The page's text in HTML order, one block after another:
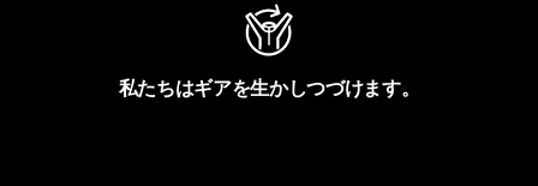
私たちはギアを生かしつづけます。